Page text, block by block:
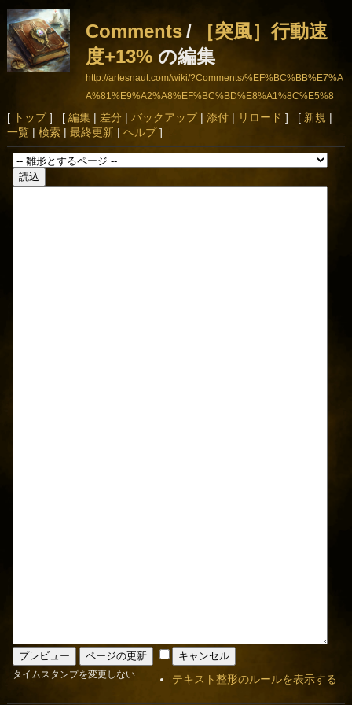
Comments/
［突風］行動速
度+13%の編集
http://artesnaut.com/wiki/?Comments/%EF%BC%BB%E7%A
A%81%E9%A2%A8%EF%BC%BD%E8%A1%8C%E5%8
B%95%E9%80%9F%E5%BA%A6%2B13%25
[ トップ] [ 編集| 差分 | バックアップ| 添付| リロード ] [ 新規 |
一覧| 検索| 最終更新| ヘルプ]
タイムスタンプを変更しない テキスト整形のルールを表示する